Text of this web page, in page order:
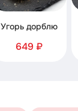
Угорь дорблю
649 ₽